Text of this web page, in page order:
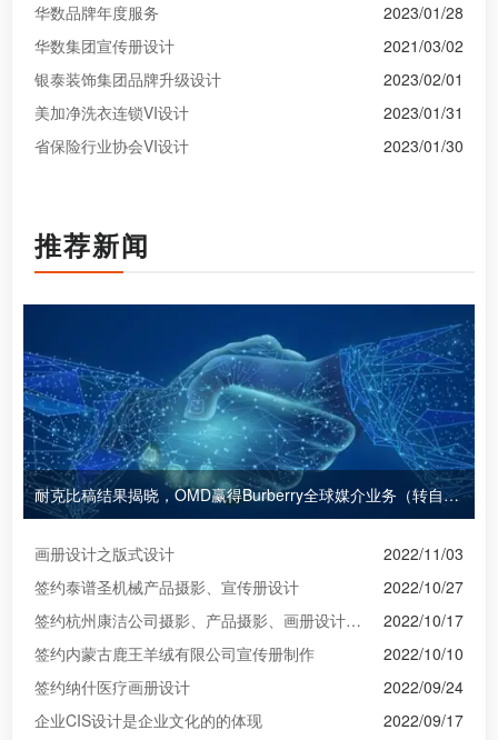
2023/01/28
华数品牌年度服务
2021/03/02
华数集团宣传册设计
2023/02/01
银泰装饰集团品牌升级设计
2023/01/31
美加净洗衣连锁VI设计
2023/01/30
省保险行业协会VI设计
推荐新闻
耐克比稿结果揭晓，OMD赢得Burberry全球媒介业务（转自广告狂人日报）
2022/11/03
画册设计之版式设计
2022/10/27
签约泰谱圣机械产品摄影、宣传册设计
2022/10/17
签约杭州康洁公司摄影、产品摄影、画册设计制作
2022/10/10
签约内蒙古鹿王羊绒有限公司宣传册制作
2022/09/24
签约纳什医疗画册设计
2022/09/17
企业CIS设计是企业文化的的体现